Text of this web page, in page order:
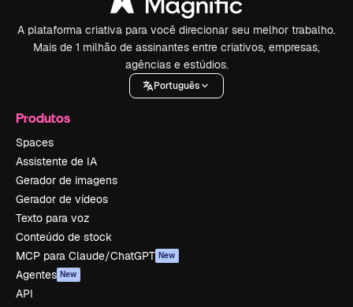
A plataforma criativa para você direcionar seu melhor trabalho.
Mais de 1 milhão de assinantes entre criativos, empresas,
agências e estúdios.
Português
Produtos
Spaces
Assistente de IA
Gerador de imagens
Gerador de vídeos
Texto para voz
Conteúdo de stock
MCP para Claude/ChatGPT New
Agentes New
API